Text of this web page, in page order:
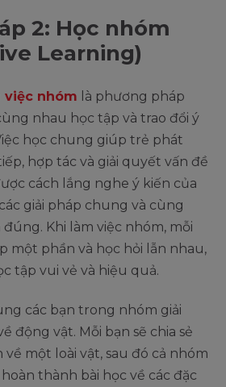
2: Học nhóm
Learning)
việc nhóm là phương pháp
nhau học tập và trao đổi ý
học chung giúp trẻ phát
hợp tác và giải quyết vấn đề
cách lắng nghe ý kiến của
giải pháp chung và cùng
Khi làm việc nhóm, mỗi
một phần và học hỏi lẫn nhau,
tập vui vẻ và hiệu quả.
các bạn trong nhóm giải
động vật. Mỗi bạn sẽ chia sẻ
một loài vật, sau đó cả nhóm
thành bài học về các đặc